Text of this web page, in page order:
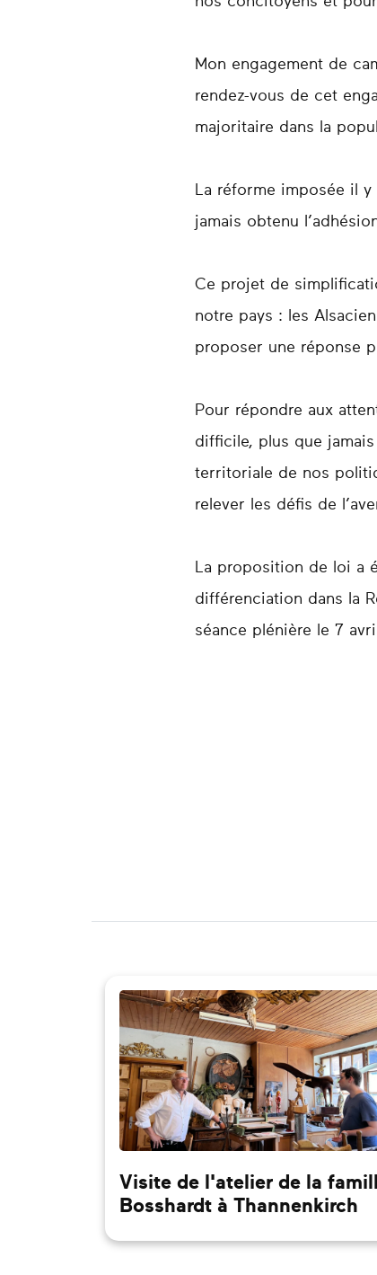
Mon engagement de
rendez-vous de cet
majoritaire dans la
La réforme imposée il y
jamais obtenu
Ce projet de
notre pays : les
proposer une réponse
Pour répondre aux
difficile, plus que
territoriale de nos
relever les défis de
La proposition de loi a
différenciation dans la
séance plénière le 7
Visite de l'atelier de la
Bosshardt à Thannenkirch